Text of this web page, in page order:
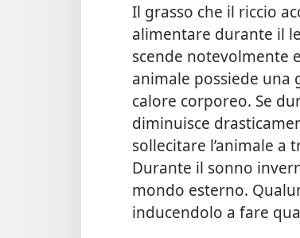
Il grasso che il riccio
alimentare durante il
scende notevolmente
animale possiede una
calore corporeo. Se
diminuisce
sollecitare l’animale
Durante il sonno
mondo esterno.
inducendolo a fare